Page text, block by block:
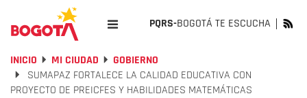
PQRS-BOGOTÁ TE ESCUCHA
INICIO MI CIUDAD
GOBIERNO
SUMAPAZ FORTALECE LA CALIDAD EDUCATIVA CON
PROYECTO DE PREICFES Y HABILIDADES MATEMÁTICAS